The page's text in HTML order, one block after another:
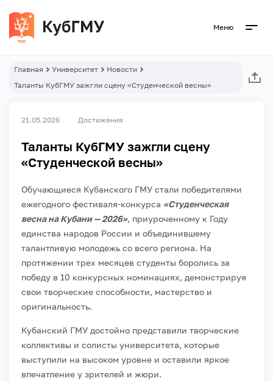
Меню
Главная Университет
Новости
Таланты КубГМУ зажгли сцену «Студенческой весны»
21.05.2026 Достижения
Таланты КубГМУ зажгли сцену
«Студенческой весны»
Обучающиеся Кубанского ГМУ стали победителями
ежегодного фестиваля-конкурса «Студенческая
весна на Кубани — 2026», приуроченному к Году
единства народов России и объединившему
талантливую молодежь со всего региона. На
протяжении трех месяцев студенты боролись за
победу в 10 конкурсных номинациях, демонстрируя
свои творческие способности, мастерство и
оригинальность.
Кубанский ГМУ достойно представили творческие
коллективы и солисты университета, которые
выступили на высоком уровне и оставили яркое
впечатление у зрителей и жюри.